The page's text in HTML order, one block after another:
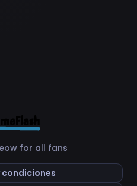
for all fans
condiciones